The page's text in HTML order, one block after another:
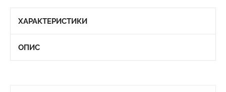
ХАРАКТЕРИСТИКИ
ОПИС